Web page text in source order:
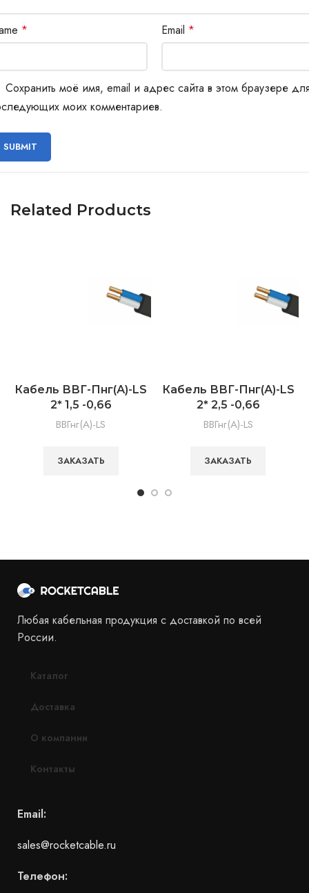
* Email *
Сохранить моё имя, email и адрес сайта в этом браузере
моих комментариев.
Related Products
Кабель ВВГ-Пнг(А)-LS
2* 1,5 -0,66
ВВГнг(А)-LS
ЗАКАЗАТЬ
Кабель ВВГ-Пнг(А)-LS
2* 2,5 -0,66
ВВГнг(А)-LS
ЗАКАЗАТЬ
Любая кабельная продукция с доставкой по всей
России.
Каталог
Доставка
О компании
Контакты
Email:
sales@rocketcable.ru
Телефон: